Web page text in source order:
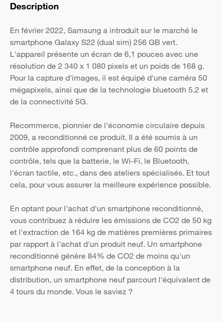
Description
En février 2022, Samsung a introduit sur le marché le
smartphone Galaxy S22 (dual sim) 256 GB vert.
L'appareil présente un écran de 6,1 pouces avec une
résolution de 2 340 x 1 080 pixels et un poids de 168 g.
Pour la capture d'images, il est équipé d'une caméra 50
mégapixels, ainsi que de la technologie bluetooth 5.2 et
de la connectivité 5G.
Recommerce, pionnier de l'économie circulaire depuis
2009, a reconditionné ce produit. Il a été soumis à un
contrôle approfondi comprenant plus de 60 points de
contrôle, tels que la batterie, le Wi-Fi, le Bluetooth,
l'écran tactile, etc., dans des ateliers spécialisés. Et tout
cela, pour vous assurer la meilleure expérience possible.
En optant pour l'achat d'un smartphone reconditionné,
vous contribuez à réduire les émissions de CO2 de 50 kg
et l'extraction de 164 kg de matières premières primaires
par rapport à l'achat d'un produit neuf. Un smartphone
reconditionné génère 84% de CO2 de moins qu'un
smartphone neuf. En effet, de la conception à la
distribution, un smartphone neuf parcourt l'équivalent de
4 tours du monde. Vous le saviez ?